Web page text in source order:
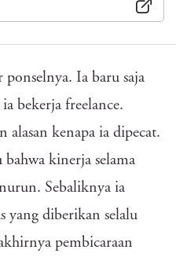
ponselnya. Ia baru saja
bekerja freelance.
alasan kenapa ia dipecat.
kinerja selama
Sebaliknya ia
yang diberikan selalu
pembicaraan